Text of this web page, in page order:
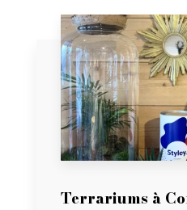
Terrariums à